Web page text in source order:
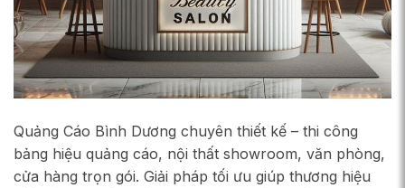
Quảng Cáo Bình Dương chuyên thiết kế – thi công
bảng hiệu quảng cáo, nội thất showroom, văn phòng,
cửa hàng trọn gói. Giải pháp tối ưu giúp thương hiệu